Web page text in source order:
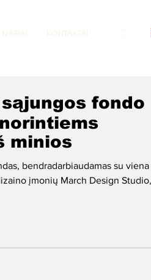
NARIAI KONTAKTAI
fondo
minios
bendradarbiaudamas su viena
įmonių March Design Studio,